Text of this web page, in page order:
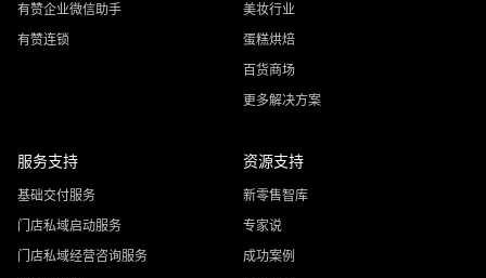
有赞企业微信助手
有赞连锁
美妆行业
蛋糕烘焙
百货商场
更多解决方案
服务支持
基础交付服务
门店私域启动服务
门店私域经营咨询服务
资源支持
新零售智库
专家说
成功案例